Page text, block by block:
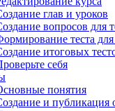
глав и уроков
вопросов для
теста
итоговых
себя
понятия
и публикация